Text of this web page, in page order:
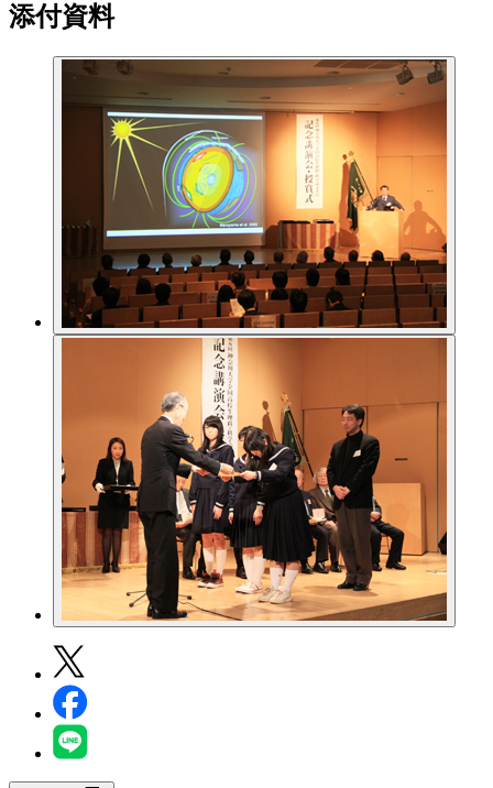
添付資料